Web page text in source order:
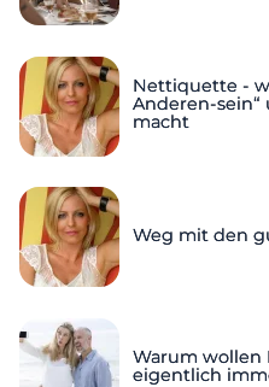
Nettiquette -
Anderen-sein“
macht
Weg mit den
Warum wollen
eigentlich